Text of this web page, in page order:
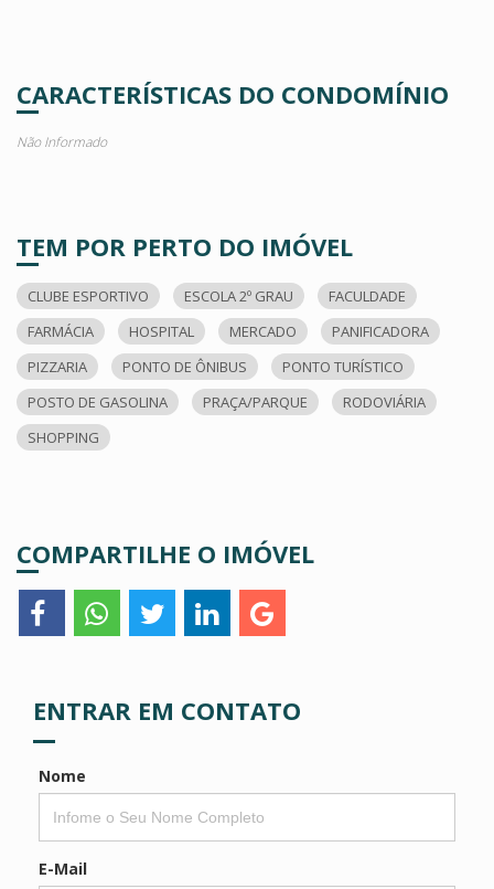
CARACTERÍSTICAS DO CONDOMÍNIO
Não Informado
TEM POR PERTO DO IMÓVEL
CLUBE ESPORTIVO ESCOLA 2º GRAU
FACULDADE
FARMÁCIA
HOSPITAL MERCADO
PANIFICADORA
PIZZARIA
PONTO DE ÔNIBUS
PONTO TURÍSTICO
POSTO DE GASOLINA
PRAÇA/PARQUE
RODOVIÁRIA
SHOPPING
COMPARTILHE O IMÓVEL
ENTRAR EM CONTATO
Nome
E-Mail